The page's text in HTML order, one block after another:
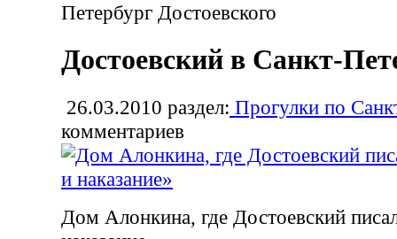
Петербург Достоевского
Достоевский в Санкт-
26.03.2010 раздел: Прогулки по
комментариев
Дом Алонкина, где Достоевский